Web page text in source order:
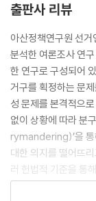
출판사 리뷰
아산정책연구원 선
분석한 여론조사 연
한 연구로 구성되어
거구를 획정하는 문
성 문제를 본격적으
없이 상황에 따라 분
rymandering)’을 통
대한 의지를 떨어뜨
러 헌법적 기준을 통
다.